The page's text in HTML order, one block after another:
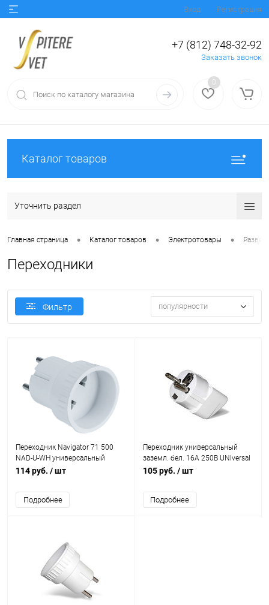
Вход Регистрация
+7 (812) 748-32-92
Заказать звонок
0
Каталог товаров
Уточнить раздел
Главная страница • Каталог товаров • Электротовары •
Переходники
Фильтр популярности
Переходник Navigator 71 500
NAD-U-WH универсальный
114 руб. / шт
Подробнее
Переходник универсальный
заземл. бел. 16А 250В UNIversal
1186
105 руб. / шт
Подробнее